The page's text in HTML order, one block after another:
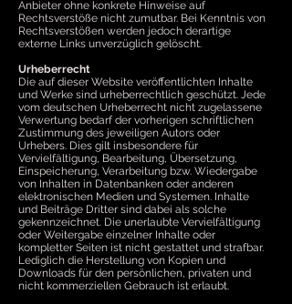
Anbieter ohne konkrete Hinweise auf
Rechtsverstöße nicht zumutbar. Bei Kenntnis von
Rechtsverstößen werden jedoch derartige
externe Links unverzüglich gelöscht.
Urheberrecht
Die auf dieser Website veröffentlichten Inhalte
und Werke sind urheberrechtlich geschützt. Jede
vom deutschen Urheberrecht nicht zugelassene
Verwertung bedarf der vorherigen schriftlichen
Zustimmung des jeweiligen Autors oder
Urhebers. Dies gilt insbesondere für
Vervielfältigung, Bearbeitung, Übersetzung,
Einspeicherung, Verarbeitung bzw. Wiedergabe
von Inhalten in Datenbanken oder anderen
elektronischen Medien und Systemen. Inhalte
und Beiträge Dritter sind dabei als solche
gekennzeichnet. Die unerlaubte Vervielfältigung
oder Weitergabe einzelner Inhalte oder
kompletter Seiten ist nicht gestattet und strafbar.
Lediglich die Herstellung von Kopien und
Downloads für den persönlichen, privaten und
nicht kommerziellen Gebrauch ist erlaubt.